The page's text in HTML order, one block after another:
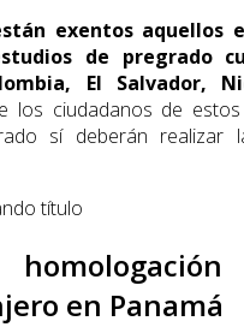
exentos aquellos
de pregrado
El Salvador,
los ciudadanos de
sí deberán realizar
en Panamá